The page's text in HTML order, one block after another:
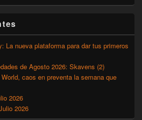
La nueva plataforma para dar tus primeros
de Agosto 2026: Skavens (2)
caos en preventa la semana que
2026
2026